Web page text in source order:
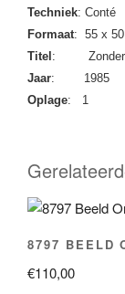
Techniek: Conté
Formaat: 55 x 50
Titel : Zonder
Jaar: 1985
Oplage: 1
8797 BEELD
€110,00